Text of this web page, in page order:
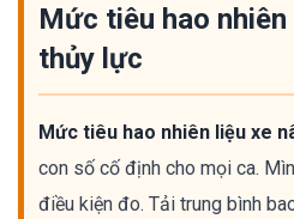
Mức tiêu hao
thủy lực
Mức tiêu hao nhiên liệu xe
con số cố định cho mọi ca.
điều kiện đo. Tải trung bình